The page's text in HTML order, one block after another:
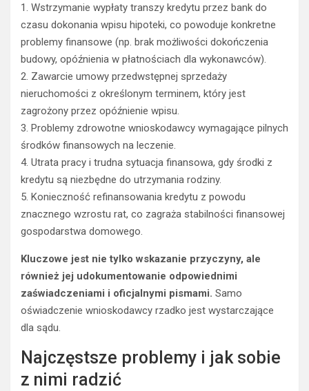
1. Wstrzymanie wypłaty transzy kredytu przez bank do
czasu dokonania wpisu hipoteki, co powoduje konkretne
problemy finansowe (np. brak możliwości dokończenia
budowy, opóźnienia w płatnościach dla wykonawców).
2. Zawarcie umowy przedwstępnej sprzedaży
nieruchomości z określonym terminem, który jest
zagrożony przez opóźnienie wpisu.
3. Problemy zdrowotne wnioskodawcy wymagające pilnych
środków finansowych na leczenie.
4. Utrata pracy i trudna sytuacja finansowa, gdy środki z
kredytu są niezbędne do utrzymania rodziny.
5. Konieczność refinansowania kredytu z powodu
znacznego wzrostu rat, co zagraża stabilności finansowej
gospodarstwa domowego.
Kluczowe jest nie tylko wskazanie przyczyny, ale
również jej udokumentowanie odpowiednimi
zaświadczeniami i oficjalnymi pismami. Samo
oświadczenie wnioskodawcy rzadko jest wystarczające
dla sądu.
Najczęstsze problemy i jak sobie
z nimi radzić